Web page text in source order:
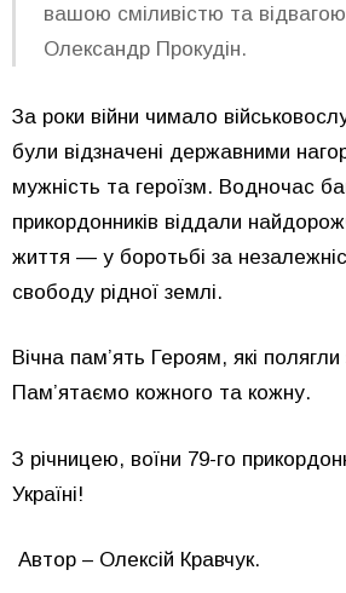
вашою сміливістю та
Олександр Прокудін.
За роки війни чимало
були відзначені державними
мужність та героїзм. Водночас
прикордонників віддали
життя — у боротьбі за
свободу рідної землі.
Вічна пам’ять Героям, які полягли
Пам’ятаємо кожного та кожну.
З річницею, воїни 79-го
Україні!
Автор – Олексій Кравчук.